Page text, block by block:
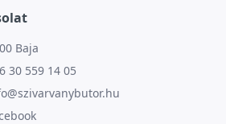
Baja
30 559 14 05